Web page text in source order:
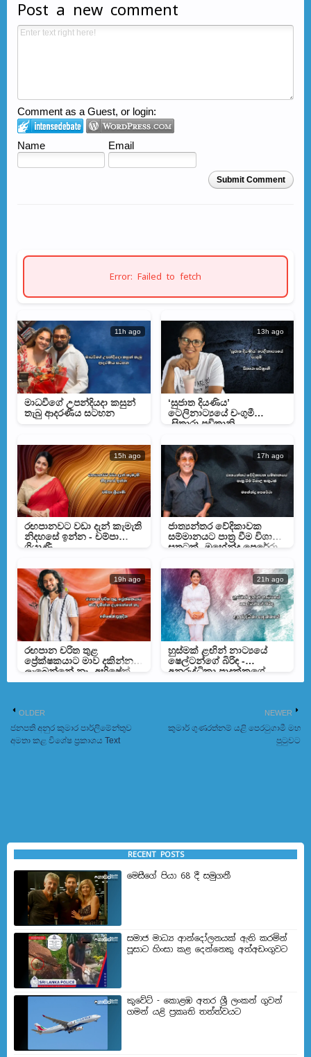
Post a new comment
Comment as a Guest, or login:
Name Email
Submit Comment
Error: Failed to fetch
11h ago
මාධවීගේ උපන්දියදා කසුන්
තැබු ආදරණීය සටහන
13h ago
‘සුජාත දියණිය’
ටෙලිනාට්‍යයේ චංගුමී
-සිතාරා පවිත්‍රානි
15h ago
රඟපානවට වඩා දැන් කැමැති
නිදහසේ ඉන්න - චම්පා
ශ්‍රියාණී
17h ago
ජාත්‍යන්තර වේදිකාවක
සම්මානයට පාත්‍ර වීම විශාල
සතුටක් -මහේන්ද්‍ර පෙරේරා
19h ago
රඟපාන චරිත තුළ
ප්‍රේක්ෂකයාට මාව දකින්න
ලැබෙන්නේ නෑ -අභිෂේක්
ප්‍රමුදිත
21h ago
හුස්මක් ළඟින් නාට්‍යයේ
ෂෙල්ටන්ගේ බිරිඳ -
අනුරුද්ධිකා පාදුක්කගේ
NEWER
කුමාර් ගුණරත්නම් යළි පෙරටුගාමී මහ
පුටුවට
OLDER
ජනපති අනුර කුමාර පාර්ලිමේන්තුව
අමතා කළ විශේෂ ප්‍රකාශය Text
RECENT POSTS
මෙසීගේ පියා 68 දී සමුගනී
සමාජ මාධ්‍ය ආන්දෝලනයක් ඇති කරමින්
පූසාට හිංසා කළ දෙන්නෙකු අත්අඩංගුවට
කුවේට් - කොළඹ අතර ශ්‍රී ලංකන් ගුවන්
ගමන් යළි ප්‍රකෘති තත්ත්වයට